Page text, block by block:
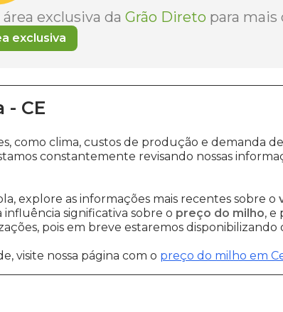
exclusiva da Grão Direto para mais
exclusiva
- CE
como clima, custos de produção e demanda
constantemente revisando nossas
explore as informações mais recentes sobre o
influência significativa sobre o preço do milho, e
pois em breve estaremos disponibilizando
visite nossa página com o preço do milho em